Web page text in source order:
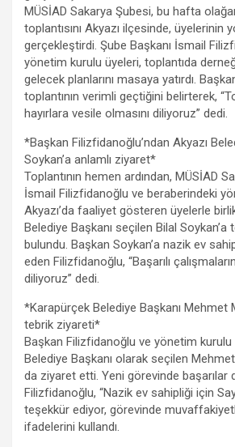
MÜSİAD Sakarya Şubesi, bu hafta
toplantısını Akyazı ilçesinde, üyelerinin
gerçekleştirdi. Şube Başkanı İsmail
yönetim kurulu üyeleri, toplantıda
gelecek planlarını masaya yatırdı.
toplantının verimli geçtiğini belirterek,
hayırlara vesile olmasını diliyoruz” dedi.
*Başkan Filizfidanoğlu’ndan Akyazı
Soykan’a anlamlı ziyaret*
Toplantının hemen ardından, MÜSİAD
İsmail Filizfidanoğlu ve beraberindeki
Akyazı’da faaliyet gösteren üyelerle
Belediye Başkanı seçilen Bilal Soykan’a
bulundu. Başkan Soykan’a nazik ev
eden Filizfidanoğlu, “Başarılı
diliyoruz” dedi.
*Karapürçek Belediye Başkanı Mehmet
tebrik ziyareti*
Başkan Filizfidanoğlu ve yönetim kurulu
Belediye Başkanı olarak seçilen
da ziyaret etti. Yeni görevinde başarılar
Filizfidanoğlu, “Nazik ev sahipliği için
teşekkür ediyor, görevinde
ifadelerini kullandı.